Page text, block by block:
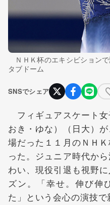
ＮＨＫ杯のエキシビション
タブドーム
SNSでシェア
フィギュアスケート
おき・ゆな）（日大）
場だった１１月のＮＨ
った。ジュニア時代か
わい、現役引退も視野
ズン。「幸せ。伸び伸
た」という会心の演技で